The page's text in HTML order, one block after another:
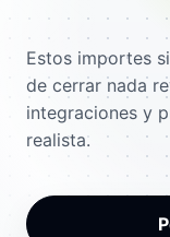
Estos importes
de cerrar nada
integraciones y
realista.